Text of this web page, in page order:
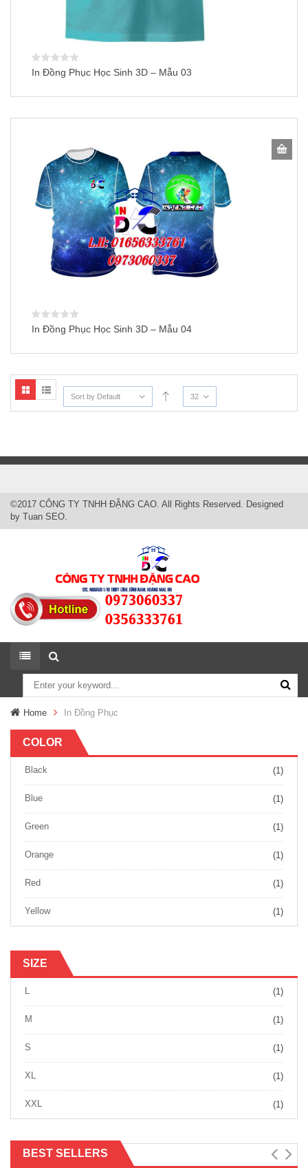
In Đồng Phục Học Sinh 3D – Mẫu 03
In Đồng Phục Học Sinh 3D – Mẫu 04
Sort by Default 32
©2017 CÔNG TY TNHH ĐẶNG CAO. All Rights Reserved. Designed
by Tuan SEO
Home In Đồng Phục
COLOR
Black (1)
Blue (1)
Green (1)
Orange (1)
Red (1)
Yellow (1)
SIZE
L (1)
M (1)
S (1)
XL (1)
XXL (1)
BEST SELLERS